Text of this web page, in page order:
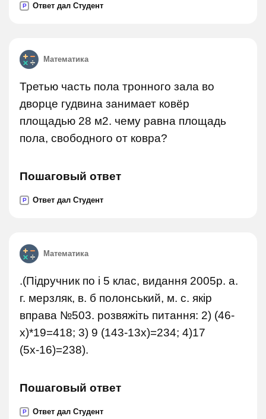
P Ответ дал Студент
Математика
Третью часть пола тронного зала во
дворце гудвина занимает ковёр
площадью 28 м2. чему равна площадь
пола, свободного от ковра?
Пошаговый ответ
P Ответ дал Студент
Математика
.(Підручник по і 5 клас, видання 2005р. а.
г. мерзляк, в. б полонський, м. с. якір
вправа №503. розвяжіть питання: 2) (46-
х)*19=418; 3) 9 (143-13х)=234; 4)17
(5х-16)=238).
Пошаговый ответ
P Ответ дал Студент